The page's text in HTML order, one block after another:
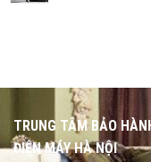
TRUNG TÂM BẢO
ĐIỆN MÁY HÀ NỘI